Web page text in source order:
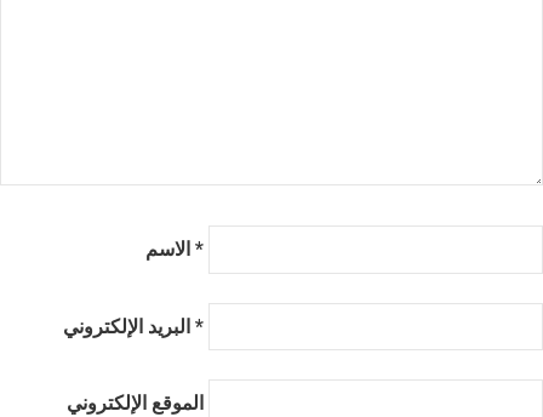
الاسم *
البريد الإلكتروني *
الموقع الإلكتروني